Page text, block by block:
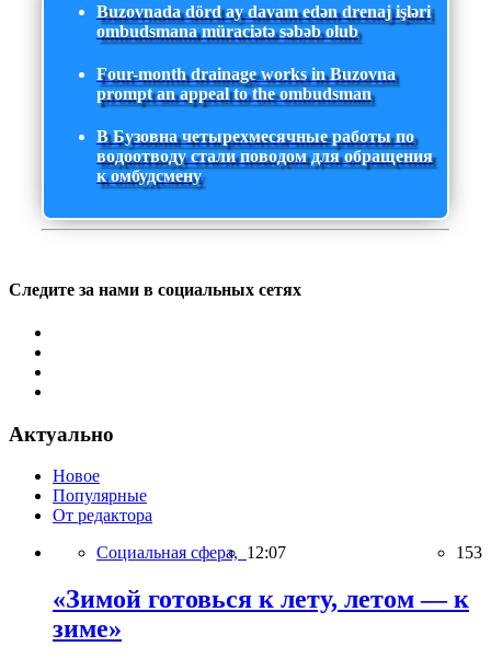
Buzovnada dörd ay davam edən drenaj işləri
ombudsmana müraciətə səbəb olub
Four-month drainage works in Buzovna
prompt an appeal to the ombudsman
В Бузовна четырехмесячные работы по
водоотводу стали поводом для обращения
к омбудсмену
Следите за нами в социальных сетях
Актуально
Новое
Популярные
От редактора
Социальная сфера, 12:07 153
«Зимой готовься к лету, летом — к
зиме»